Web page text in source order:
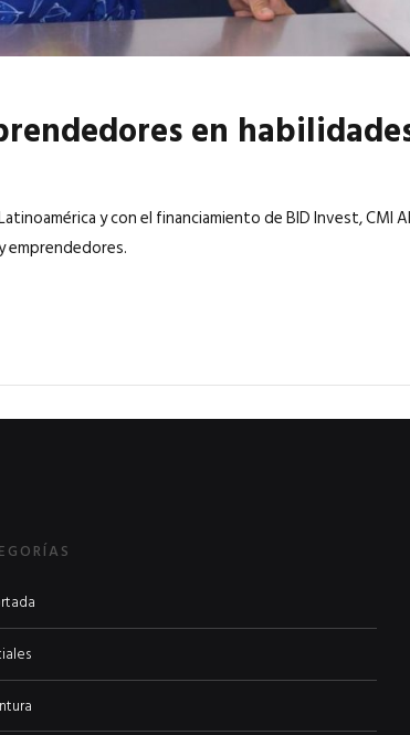
en
Latinoamérica y con el financiamiento de BID Invest, CMI
emprendedores.